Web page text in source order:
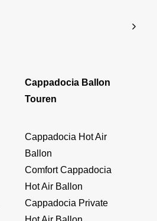
Cappadocia Ballon
Touren
Cappadocia Hot Air
Ballon
Comfort Cappadocia
Hot Air Ballon
Cappadocia Private